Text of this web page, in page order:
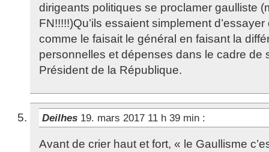
dirigeants politiques se proclamer gaulliste
FN!!!!!)Qu’ils essaient simplement
comme le faisait le général en faisant la
personnelles et dépenses dans le cadre de
Président de la République.
Deilhes 19. mars 2017 11 h 39 min :
Avant de crier haut et fort, « le Gaullisme